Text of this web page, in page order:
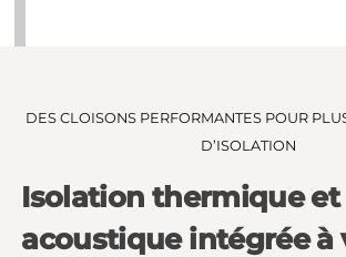
DES CLOISONS PERFORMANTES POUR
D’ISOLATION
Isolation thermique et
acoustique intégrée à